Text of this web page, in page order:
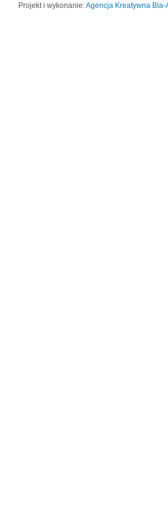
Projekt i wykonanie:Agencja Kreatywna Bla-